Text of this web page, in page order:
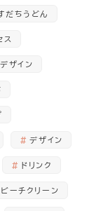
だちうどん
ス
ザイン
デザイン
ドリンク
ビーチクリーン